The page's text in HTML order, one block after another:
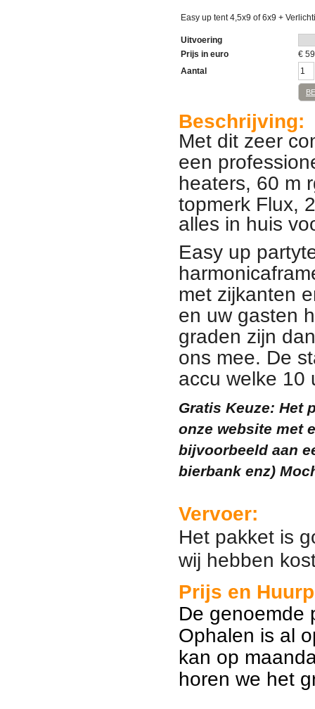
Easy up tent 4,5x9 of 6x9 +
Uitvoering
Prijs in euro
€
Aantal
Beschrijving:
Met dit zeer
een
heaters, 60 m
topmerk Flux,
alles in huis
Easy up
met zijkanten
en uw gasten
graden zijn
ons mee. De
accu welke 10
Gratis Keuze: Het
onze website met
bijvoorbeeld aan
bierbank enz)
Vervoer:
Het pakket is
wij hebben
Prijs en
De genoemde
Ophalen is al
kan op
horen we het